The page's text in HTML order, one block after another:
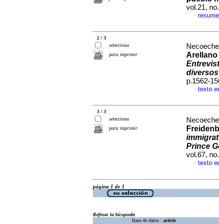
vol.21,
·
2 / 3
selecciona
para imprimir
Arellano
p.1562-
· texto
3 / 3
selecciona
para imprimir
Prince
vol.67,
· texto
página 1 de 1
Refinar la búsqueda
Base de datos : article